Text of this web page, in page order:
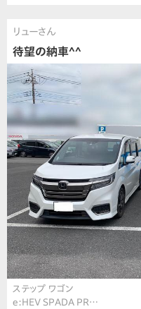
リューさん
待望の納車^^
ステップ ワゴン
e:HEV SPADA PR…